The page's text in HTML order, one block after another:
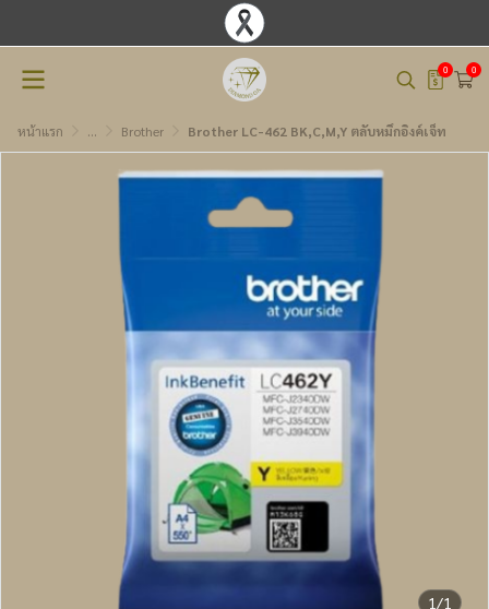
0 0
หน้าแรก ... Brother Brother LC-462 BK,C,M,Y ตลับหมึกอิงค์เจ็ท
1/1